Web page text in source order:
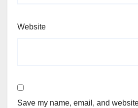
Website
Save my name, email, and